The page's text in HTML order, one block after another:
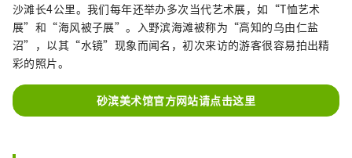
沙滩长4公里。我们每年还举办多次当代艺术展，如“T恤艺术
展”和“海风被子展”。入野滨海滩被称为“高知的乌由仁盐
沼”，以其“水镜”现象而闻名，初次来访的游客很容易拍出精
彩的照片。
砂滨美术馆官方网站请点击这里